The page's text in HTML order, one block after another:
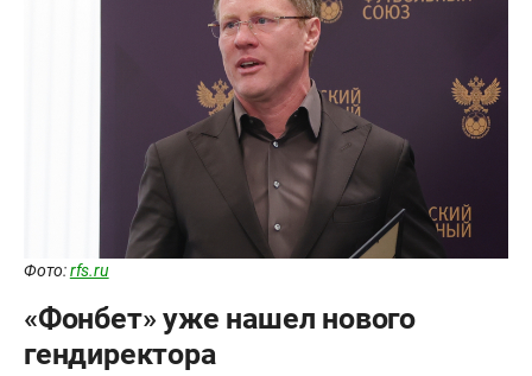
Фото:rfs.ru
«Фонбет» уже нашел нового
гендиректора